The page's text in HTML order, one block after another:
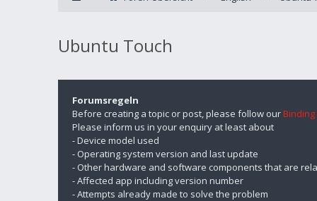
Ubuntu Touch
Forumsregeln
Before creating a topic or post, please follow ourBinding
Please inform us in your enquiry at least about
- Device model used
- Operating system version and last update
- Other hardware and software components that are
- Affected app including version number
- Attempts already made to solve the problem